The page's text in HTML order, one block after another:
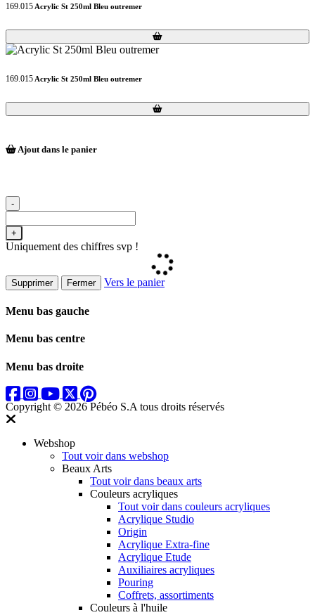
169.015 Acrylic St 250ml Bleu outremer
Loading...
Loading...
169.015 Acrylic St 250ml Bleu outremer
Loading...
Loading...
Ajout dans le panier
-
+
Uniquement des chiffres svp !
Supprimer Fermer Vers le panier
Menu bas gauche
Menu bas centre
Menu bas droite
Copyright © 2026 Pébéo S.A tous droits réservés
Webshop
Tout voir dans webshop
Beaux Arts
Tout voir dans beaux arts
Couleurs acryliques
Tout voir dans couleurs acryliques
Acrylique Studio
Origin
Acrylique Extra-fine
Acrylique Etude
Auxiliaires acryliques
Pouring
Coffrets, assortiments
Couleurs à l'huile